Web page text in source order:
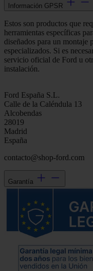
Información GPSR
Estos son productos que
herramientas específicas
diseñados para un montaje
especializados. Si es
servicio oficial de Ford u
instalación.
Ford España S.L.
Calle de la Caléndula 13
Alcobendas
28019
Madrid
España
contacto@shop-ford.com
Garantía